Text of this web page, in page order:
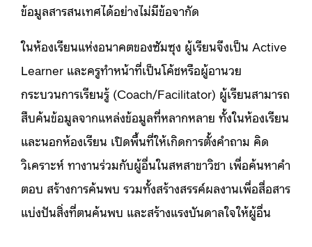
ข้อมูลสารสนเทศได้อย่างไม่มีข้อจากัด
ในห้องเรียนแห่งอนาคตของซัมซุง ผู้เรียนจึงเป็น Active
Learner และครูทำหน้าที่เป็นโค้ชหรือผู้อานวย
กระบวนการเรียนรู้ (Coach/Facilitator) ผู้เรียนสามารถ
สืบค้นข้อมูลจากแหล่งข้อมูลที่หลากหลาย ทั้งในห้องเรียน
และนอกห้องเรียน เปิดพื้นที่ให้เกิดการตั้งคำถาม คิด
วิเคราะห์ ทางานร่วมกับผู้อื่นในสหสาขาวิชา เพื่อค้นหาคำ
ตอบ สร้างการค้นพบ รวมทั้งสร้างสรรค์ผลงานเพื่อสื่อสาร
แบ่งปันสิ่งที่ตนค้นพบ และสร้างแรงบันดาลใจให้ผู้อื่น